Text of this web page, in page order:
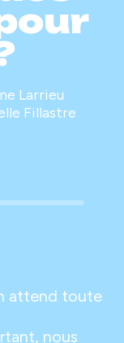
Larrieu
Fillastre
attend toute
nous